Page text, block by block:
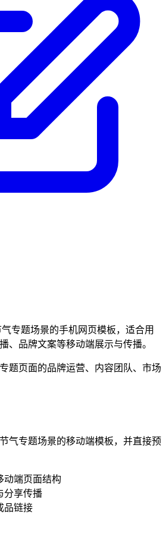
专题场景的手机网页模板，适合用
、品牌文案等移动端展示与传播。
题页面的品牌运营、内容团队、市场
气专题场景的移动端模板，并直接预
动端页面结构
分享传播
品链接